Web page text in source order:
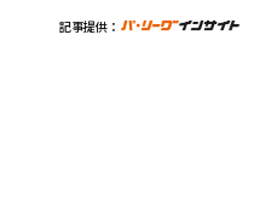
記事提供：